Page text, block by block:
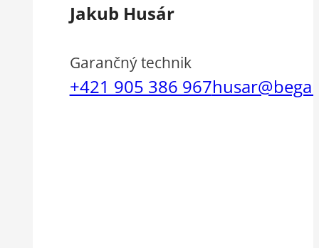
Jakub Husár
Garančný technik
+421 905 386 967